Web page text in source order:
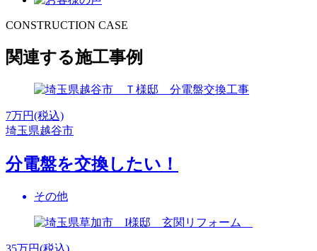
CONSTRUCTION CASE
関連する施工事例
7万円(税込)
埼玉県越谷市
分電盤を交換したい！
その他
35万円(税込)